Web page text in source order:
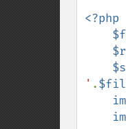
<?php
' .